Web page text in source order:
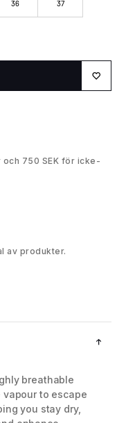
36 37
750 SEK för icke-
av produkter.
breathable
to escape
you stay dry,